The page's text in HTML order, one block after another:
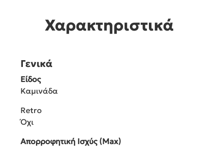
Χαρακτηριστικά
Γενικά
Είδος
Καμινάδα
Retro
Όχι
Απορροφητική Ισχύς (Max)